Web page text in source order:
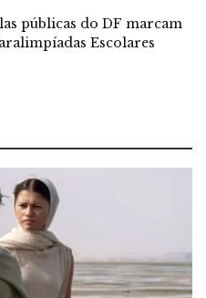
públicas do DF marcam
Escolares